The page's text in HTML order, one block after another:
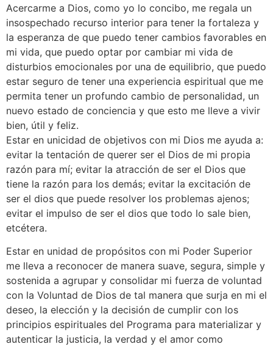
Acercarme a Dios, como yo lo concibo, me regala un
insospechado recurso interior para tener la fortaleza y
la esperanza de que puedo tener cambios favorables en
mi vida, que puedo optar por cambiar mi vida de
disturbios emocionales por una de equilibrio, que puedo
estar seguro de tener una experiencia espiritual que me
permita tener un profundo cambio de personalidad, un
nuevo estado de conciencia y que esto me lleve a vivir
bien, útil y feliz.
Estar en unicidad de objetivos con mi Dios me ayuda a:
evitar la tentación de querer ser el Dios de mi propia
razón para mí; evitar la atracción de ser el Dios que
tiene la razón para los demás; evitar la excitación de
ser el dios que puede resolver los problemas ajenos;
evitar el impulso de ser el dios que todo lo sale bien,
etcétera.
Estar en unidad de propósitos con mi Poder Superior
me lleva a reconocer de manera suave, segura, simple y
sostenida a agrupar y consolidar mi fuerza de voluntad
con la Voluntad de Dios de tal manera que surja en mi el
deseo, la elección y la decisión de cumplir con los
principios espirituales del Programa para materializar y
autenticar la justicia, la verdad y el amor como